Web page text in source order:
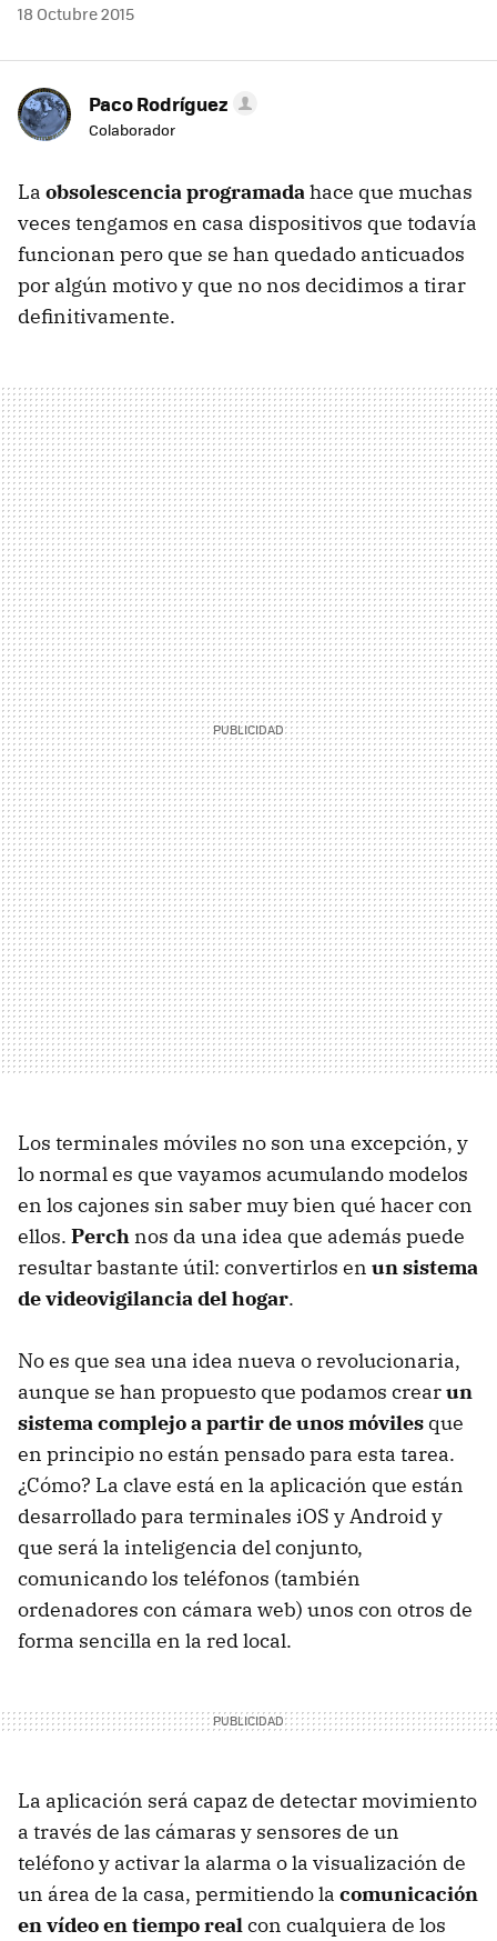
18 Octubre 2015
Paco Rodríguez
Colaborador
La obsolescencia programadahace que muchas
veces tengamos en casa dispositivos que todavía
funcionan pero que se han quedado anticuados
por algún motivo y que no nos decidimos a tirar
definitivamente.
Los terminales móviles no son una excepción, y
lo normal es que vayamos acumulando modelos
en los cajones sin saber muy bien qué hacer con
ellos. Perch nos da una idea que además puede
resultar bastante útil: convertirlos en un sistema
de videovigilancia del hogar.
No es que sea una idea nueva o revolucionaria,
aunque se han propuesto que podamos crearun
sistema complejo a partir de unos móviles que
en principio no están pensado para esta tarea.
¿Cómo? La clave está en la aplicación que están
desarrollado para terminales iOS y Android y
que será la inteligencia del conjunto,
comunicando los teléfonos (también
ordenadores con cámara web) unos con otros de
forma sencilla en la red local.
La aplicación será capaz de detectar movimiento
a través de las cámaras y sensores de un
teléfono y activar la alarma o la visualización de
un área de la casa, permitiendo la comunicación
en vídeo en tiempo realcon cualquiera de los